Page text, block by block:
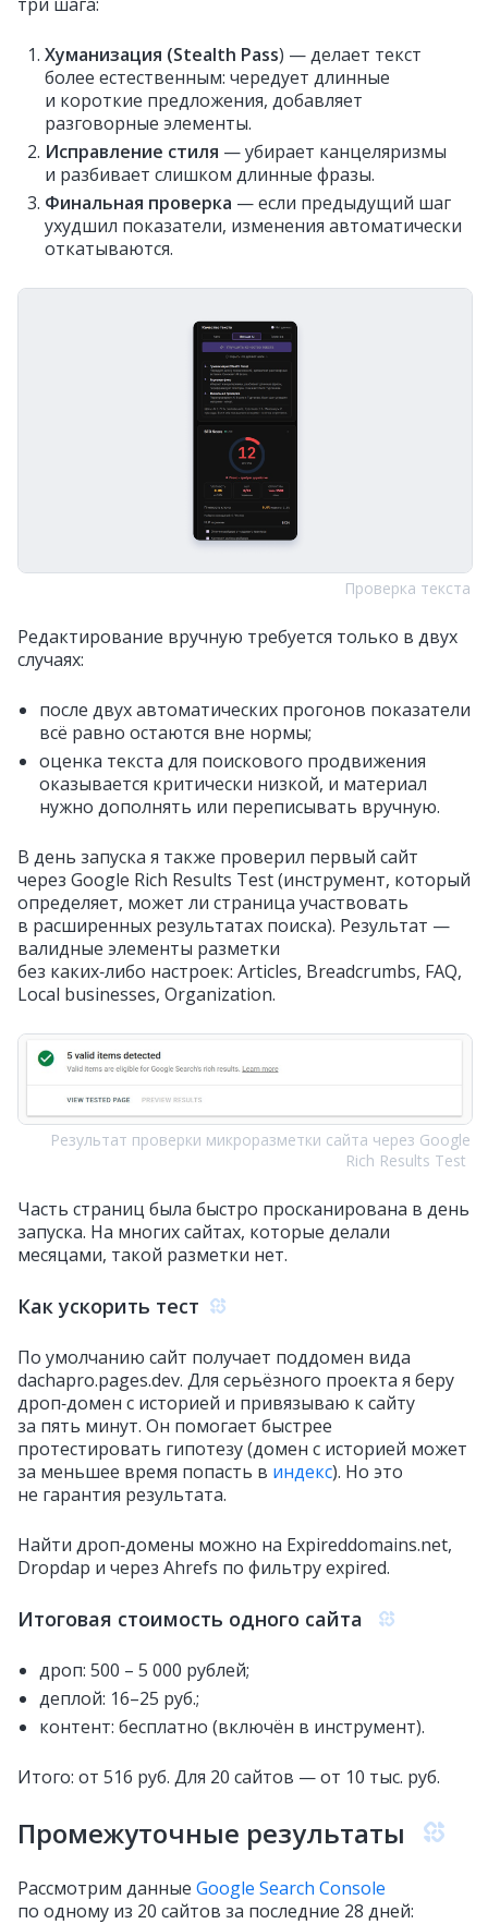
Хуманизация (Stealth Pass) — делает текст
более естественным: чередует длинные
и короткие предложения, добавляет
разговорные элементы.
Исправление стиля — убирает канцеляризмы
и разбивает слишком длинные фразы.
Финальная проверка — если предыдущий шаг
ухудшил показатели, изменения автоматически
откатываются.
Проверка текста
Редактирование вручную требуется только в двух
случаях:
после двух автоматических прогонов показатели
всё равно остаются вне нормы;
оценка текста для поискового продвижения
оказывается критически низкой, и материал
нужно дополнять или переписывать вручную.
В день запуска я также проверил первый сайт
через Google Rich Results Test (инструмент, который
определяет, может ли страница участвовать
в расширенных результатах поиска). Результат —
валидные элементы разметки
без каких‑либо настроек: Articles, Breadcrumbs, FAQ,
Local businesses, Organization.
Результат проверки микроразметки сайта через Google
Rich Results Test
Часть страниц была быстро просканирована в день
запуска. На многих сайтах, которые делали
месяцами, такой разметки нет.
Как ускорить тест
По умолчанию сайт получает поддомен вида
dachapro.pages.dev. Для серьёзного проекта я беру
дроп‑домен с историей и привязываю к сайту
за пять минут. Он помогает быстрее
протестировать гипотезу (домен с историей может
за меньшее время попасть в индекс). Но это
не гарантия результата.
Найти дроп‑домены можно на Expireddomains.net,
Dropdap и через Ahrefs по фильтру expired.
Итоговая стоимость одного сайта
дроп: 500 – 5 000 рублей;
деплой: 16–25 руб.;
контент: бесплатно (включён в инструмент).
Итого: от 516 руб. Для 20 сайтов — от 10 тыс. руб.
Промежуточные результаты
Рассмотрим данные Google Search Console
по одному из 20 сайтов за последние 28 дней: